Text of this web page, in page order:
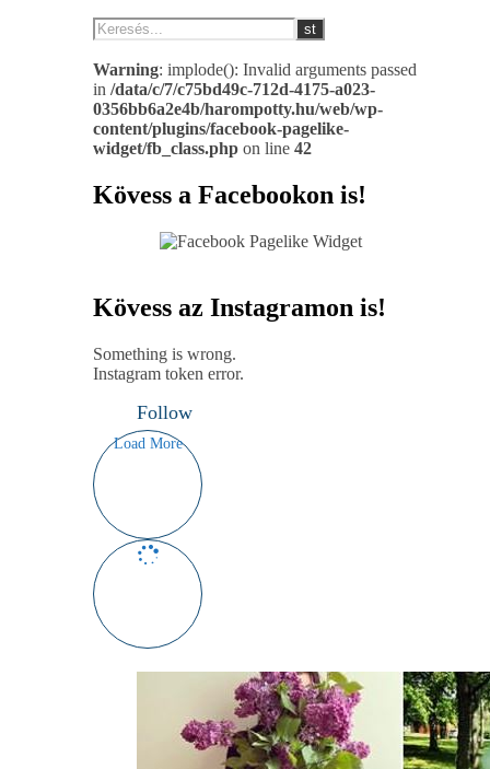
Warning: implode(): Invalid arguments passed
in /data/c/7/c75bd49c-712d-4175-a023-
0356bb6a2e4b/harompotty.hu/web/wp-
content/plugins/facebook-pagelike-
widget/fb_class.php on line 42
Kövess a Facebookon is!
Kövess az Instagramon is!
Something is wrong.
Instagram token error.
Follow
Load More